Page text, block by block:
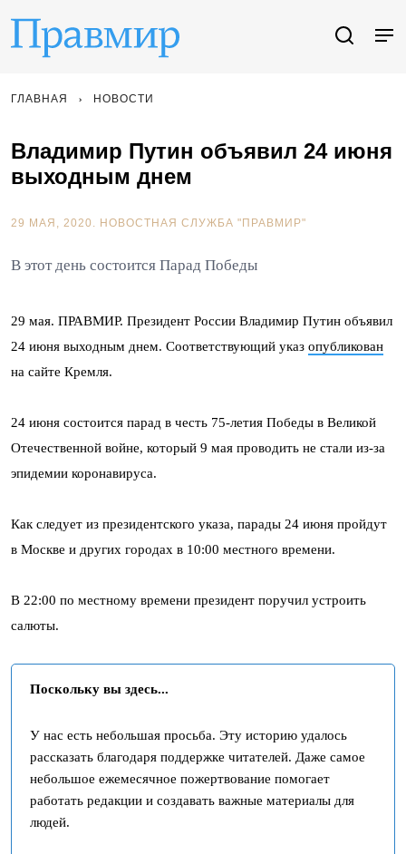
ГЛАВНАЯ НОВОСТИ
Владимир Путин объявил 24 июня
выходным днем
29 МАЯ, 2020. НОВОСТНАЯ СЛУЖБА "ПРАВМИР"
В этот день состоится Парад Победы
29 мая. ПРАВМИР. Президент России Владимир Путин объявил
24 июня выходным днем. Соответствующий указ опубликован
на сайте Кремля.
24 июня состоится парад в честь 75-летия Победы в Великой
Отечественной войне, который 9 мая проводить не стали из-за
эпидемии коронавируса.
Как следует из президентского указа, парады 24 июня пройдут
в Москве и других городах в 10:00 местного времени.
В 22:00 по местному времени президент поручил устроить
салюты.
Поскольку вы здесь...
У нас есть небольшая просьба. Эту историю удалось
рассказать благодаря поддержке читателей. Даже самое
небольшое ежемесячное пожертвование помогает
работать редакции и создавать важные материалы для
людей.